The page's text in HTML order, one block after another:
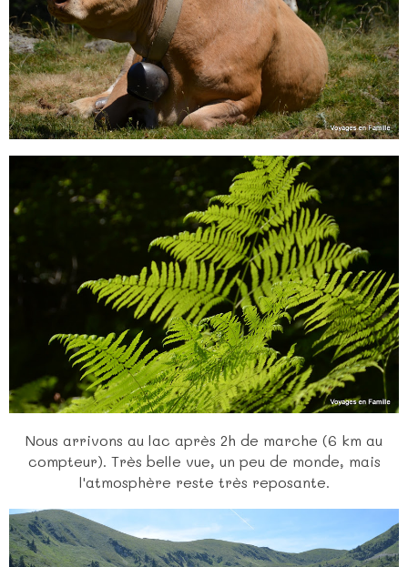
Nous arrivons au lac après 2h de marche (6 km au
compteur). Très belle vue, un peu de monde, mais
l'atmosphère reste très reposante.